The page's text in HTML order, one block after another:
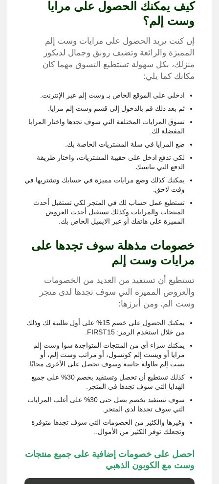
كيف يمكنك الحصول على مرايا
وست إلم؟
إن كنت تريد الحصول على مرايات وست إلم
المميزة والرائعة وتضيف رونق وجمال لديكور
منزلك، بكل سهولة تستطيع التسوق مهما كان
مكانك كما يلي:
ادخلي على الموقع الخاص بـ وست إلم عبر الإنترنت.
ثم بعد ذلك قم بالدخول إلى قسم وست إلم مرايا.
تسوق المرايات المختلفة التي سوف تجدها واختار المرايا
المفضلة لك.
ضع المرايا في سلة المشتريات الخاصة بك.
لكي تدفع ادخل على حقيبة المشتريات، واختار طريقة
الدفع التي تناسبك.
يمكنك كذلك وضع مرايات مميزة في حسابك وتشتريها في
وقت لاحق.
تستطيع عمل حساب لك في المتجر لكي تستقبل أحدث
المنتجات والمرايات وكذلك تستقبل أحدث العروض
المميزة على هاتفك أو عبر الايميل الخاص بك.
خصومات مذهلة سوف تجدها على
مرايات وست إلم
تستطيع أن تستفيد من العديد من الخصومات
والعروض المميزة التي سوف تجدها لدى متجر
وست الم، ومن أبرزها:
يمكنك الحصول على خصم 15% على أول طلبية لك وذلك
من خلال استخدم الرمز: FIRST15.
يمكنك شراء أي من المنتجات المتواجدة سوا وست إلم
مرايا أو ويست إلم كونسول، أو مراتب وست إلم، أو
يست إلم طاولة جانبية وسوف تحصل على الأخرى مجانًا.
كذلك تستطيع أن تحصل وتستفيد بخصم 30% على جميع
الهدايا التي سوف تجدها في المتجر.
سوف تستفيد بخصم يصل حتى 30% على أغلب المرايات
التي سوف تجدها لدى المتجر.
وغيرها والكثير من الخصومات التي سوف تجدها متوفرة
وتجعلك توفر الكثير من الأموال..
احصل على خصومات إضافية على جميع منتجات
وست مع الكوبون الذهبي